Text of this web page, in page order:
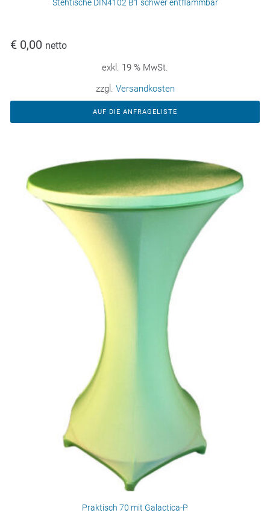
Stehtische DIN4102 B1 schwer entflammbar
€ 0,00 netto
exkl. 19 % MwSt.
zzgl. Versandkosten
AUF DIE ANFRAGELISTE
Praktisch 70 mit Galactica-P